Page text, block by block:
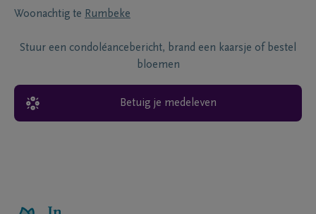
Woonachtig te Rumbeke
Stuur een condoléancebericht, brand een kaarsje of bestel
bloemen
Betuig je medeleven